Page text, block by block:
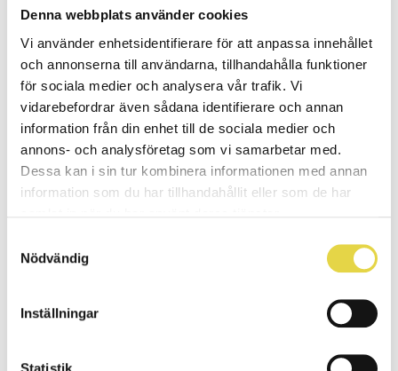
Denna webbplats använder cookies
Vi använder enhetsidentifierare för att anpassa innehållet
och annonserna till användarna, tillhandahålla funktioner
för sociala medier och analysera vår trafik. Vi
vidarebefordrar även sådana identifierare och annan
information från din enhet till de sociala medier och
annons- och analysföretag som vi samarbetar med.
Dessa kan i sin tur kombinera informationen med annan
information som du har tillhandahållit eller som de har
Nödvändig
Inställningar
Nyheter
Vi söker legitimerad
fysioterapeut till Stockholm
Är du en passionerad fysioterapeut som …
2025-08-22 | 1 min lästid
Nyheter
Stjärnkliniken AB
Gustav …